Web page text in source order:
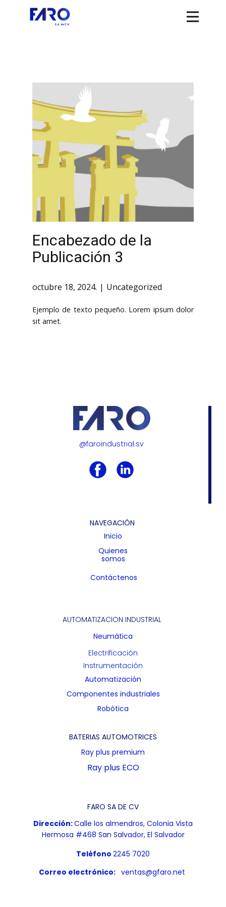
Encabezado de la
Publicación 3
octubre 18, 2024. Uncategorized
Ejemplo de texto pequeño. Lorem ipsum dolor
sit amet.
@faroindustrial.sv
NAVEGACIÓN
Inicio
Quienes
somos
Contáctenos
AUTOMATIZACION INDUSTRIAL
Neumática
Electrificación
Instrumentación
Automatización
Componentes industriales
Robótica
BATERIAS AUTOMOTRICES
Ray plus premium
Ray plus ECO
FARO SA DE CV
Dirección:Calle los almendros, Colonia Vista
Hermosa #468 San Salvador, El Salvador
Teléfono 2245 7020
Correo electrónico: ventas@gfaro.net